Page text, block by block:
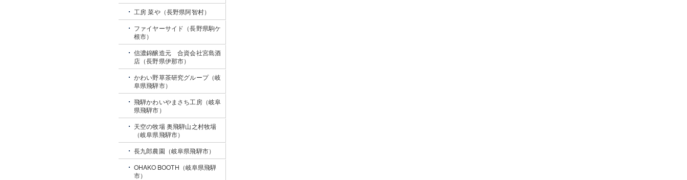
工房 菜や（長野県阿智村）
ファイヤーサイド（長野県駒ケ
根市）
信濃錦醸造元 合資会社宮島酒
店（長野県伊那市）
かわい野草茶研究グループ（岐
阜県飛騨市）
飛騨かわいやまさち工房（岐阜
県飛騨市）
天空の牧場 奥飛騨山之村牧場
（岐阜県飛騨市）
長九郎農園（岐阜県飛騨市）
OHAKO BOOTH（岐阜県飛騨
市）